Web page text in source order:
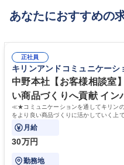
行い計画から遅滞がないか確認
い働き方です。 募集職種 東京/コンサルティング営業｜英語力を活かす/年
休130日/直行直帰・在宅OK
あなたにおすすめの
正社員
キリンアンドコミュニケーシ
中野本社【お客様相談室
い商品づくりへ貢献 イン
≪★コミュニケーションを通してキリン
をより良い商品づくりに活かしていく上
月給
30万円
勤務地